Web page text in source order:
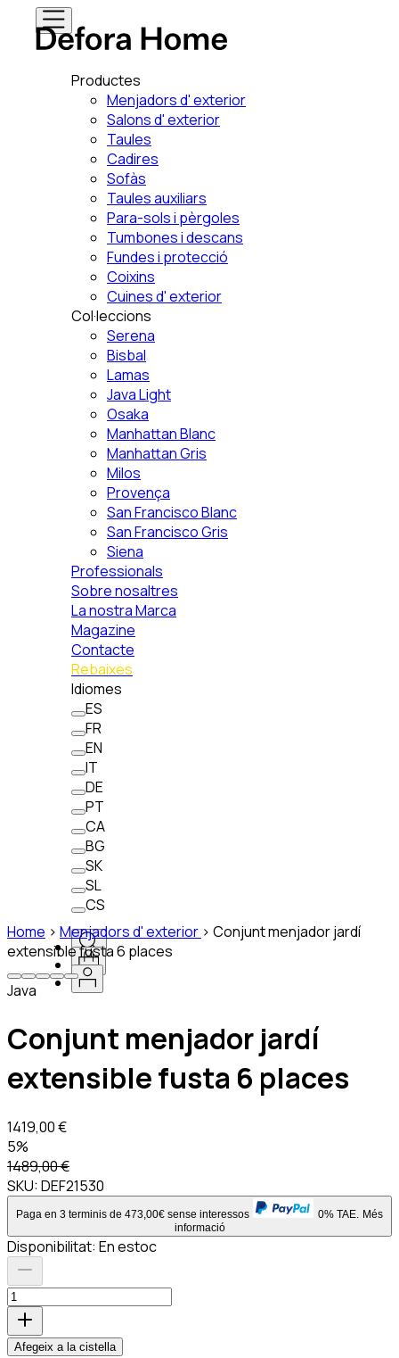
Productes
Menjadors d' exterior
Salons d' exterior
Taules
Cadires
Sofàs
Taules auxiliars
Para-sols i pèrgoles
Tumbones i descans
Fundes i protecció
Coixins
Cuines d' exterior
Col·leccions
Serena
Bisbal
Lamas
Java Light
Osaka
Manhattan Blanc
Manhattan Gris
Milos
Provença
San Francisco Blanc
San Francisco Gris
Siena
Professionals
Sobre nosaltres
La nostra Marca
Magazine
Contacte
Rebaixes
Idiomes
ES
FR
EN
IT
DE
PT
CA
BG
SK
SL
CS
Home > Menjadors d' exterior > Conjunt menjador jardí
extensible fusta 6 places
Java
Conjunt menjador jardí
extensible fusta 6 places
1419,00 €
5%
1489,00 €
SKU:DEF21530
Paga en 3 terminis de 473,00€ sense interessos 0% TAE. Més
informació
Disponibilitat: En estoc
Afegeix a la cistella